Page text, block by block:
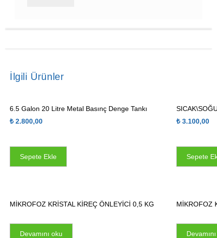
İlgili Ürünler
6.5 Galon 20 Litre Metal Basınç Denge Tankı
₺ 2.800,00
Sepete Ekle
₺ 3.100,00
Sepete
MİKROFOZ KRİSTAL KİREÇ ÖNLEYİCİ 0,5 KG
Devamını oku
MİKROFOZ